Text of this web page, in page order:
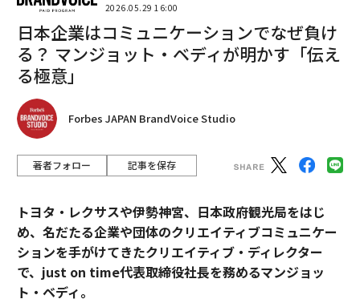
2026.05.29 16:00
日本企業はコミュニケーションでなぜ負け
る？ マンジョット・ベディが明かす「伝え
る極意」
Forbes JAPAN BrandVoice Studio
著者フォロー 記事を保存
トヨタ・レクサスや伊勢神宮、日本政府観光局をはじ
め、名だたる企業や団体のクリエイティブコミュニケー
ションを手がけてきたクリエイティブ・ディレクター
で、just on time代表取締役社長を務めるマンジョッ
ト・ベディ。